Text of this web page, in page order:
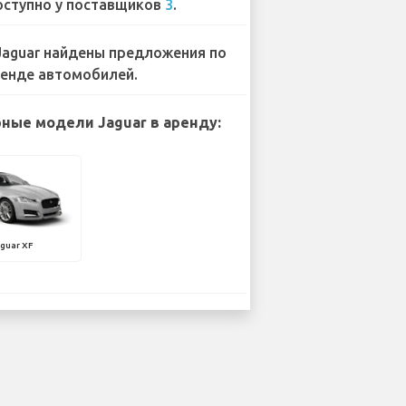
у поставщиков 3.
найдены предложения по
автомобилей.
модели Jaguar в аренду:
XF